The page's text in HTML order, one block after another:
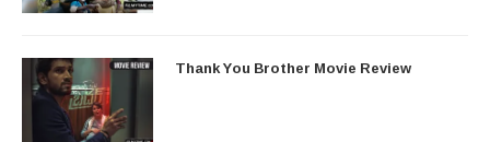
Thank You Brother Movie Review